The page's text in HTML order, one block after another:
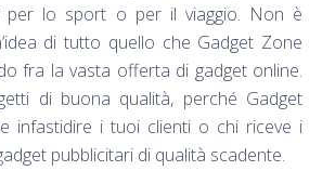
per lo sport o per il viaggio. Non è
di tutto quello che Gadget Zone
fra la vasta offerta di gadget online.
di buona qualità, perché Gadget
infastidire i tuoi clienti o chi riceve i
pubblicitari di qualità scadente.